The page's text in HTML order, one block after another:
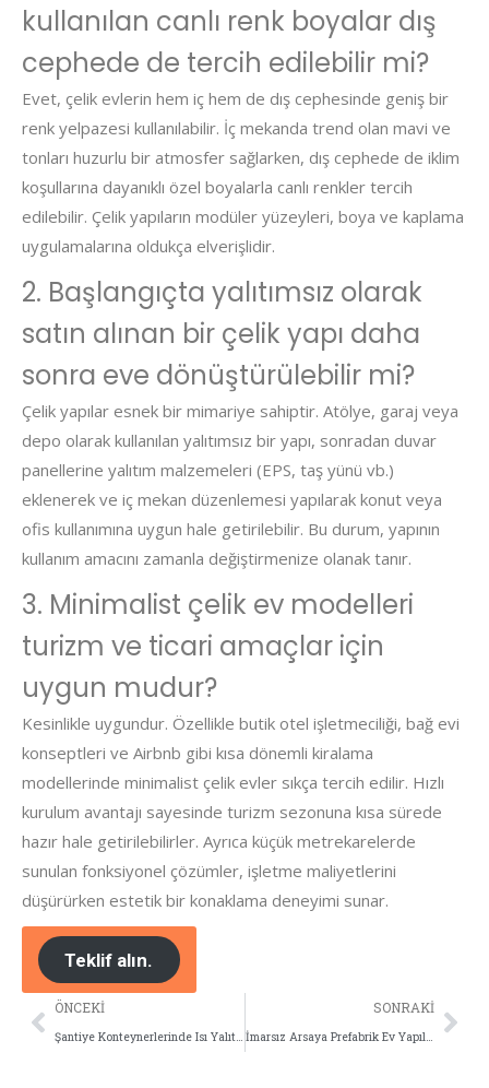
kullanılan canlı renk boyalar dış
cephede de tercih edilebilir mi?
Evet, çelik evlerin hem iç hem de dış cephesinde geniş bir
renk yelpazesi kullanılabilir. İç mekanda trend olan mavi ve
tonları huzurlu bir atmosfer sağlarken, dış cephede de iklim
koşullarına dayanıklı özel boyalarla canlı renkler tercih
edilebilir. Çelik yapıların modüler yüzeyleri, boya ve kaplama
uygulamalarına oldukça elverişlidir.
2. Başlangıçta yalıtımsız olarak
satın alınan bir çelik yapı daha
sonra eve dönüştürülebilir mi?
Çelik yapılar esnek bir mimariye sahiptir. Atölye, garaj veya
depo olarak kullanılan yalıtımsız bir yapı, sonradan duvar
panellerine yalıtım malzemeleri (EPS, taş yünü vb.)
eklenerek ve iç mekan düzenlemesi yapılarak konut veya
ofis kullanımına uygun hale getirilebilir. Bu durum, yapının
kullanım amacını zamanla değiştirmenize olanak tanır.
3. Minimalist çelik ev modelleri
turizm ve ticari amaçlar için
uygun mudur?
Kesinlikle uygundur. Özellikle butik otel işletmeciliği, bağ evi
konseptleri ve Airbnb gibi kısa dönemli kiralama
modellerinde minimalist çelik evler sıkça tercih edilir. Hızlı
kurulum avantajı sayesinde turizm sezonuna kısa sürede
hazır hale getirilebilirler. Ayrıca küçük metrekarelerde
sunulan fonksiyonel çözümler, işletme maliyetlerini
düşürürken estetik bir konaklama deneyimi sunar.
Teklif alın.
ÖNCEKI
Şantiye Konteynerlerinde Isı Yalıtımı
SONRAKI
İmarsız Arsaya Prefabrik Ev Yapılır Mı?